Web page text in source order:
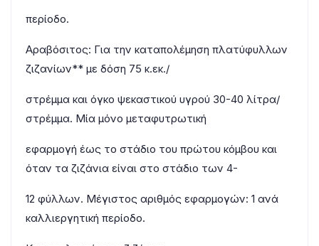
περίοδο.
Αραβόσιτος: Για την καταπολέμηση πλατύφυλλων
ζιζανίων** με δόση 75 κ.εκ./
στρέμμα και όγκο ψεκαστικού υγρού 30-40 λίτρα/
στρέμμα. Μία μόνο μεταφυτρωτική
εφαρμογή έως το στάδιο του πρώτου κόμβου και
όταν τα ζιζάνια είναι στο στάδιο των 4-
12 φύλλων. Μέγιστος αριθμός εφαρμογών: 1 ανά
καλλιεργητική περίοδο.